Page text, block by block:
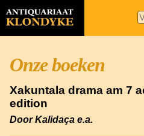
Onze boeken
Xakuntala drama am 7
edition
Door Kalidaça e.a.